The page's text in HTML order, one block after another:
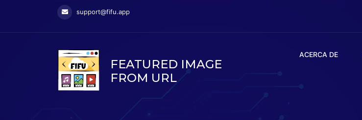
support@fifu.app
FEATURED IMAGE
FROM URL
ACERCA DE